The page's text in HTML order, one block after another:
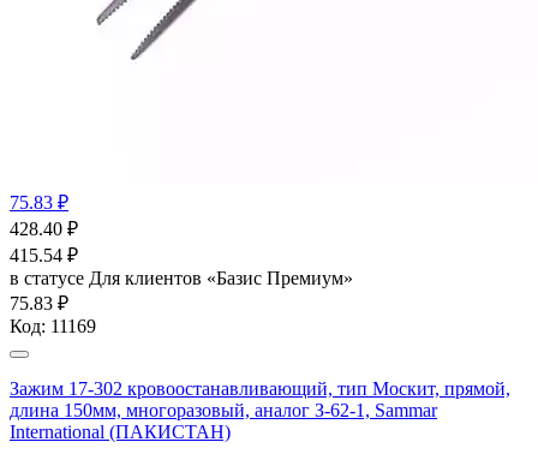
75.83 ₽
428.40 ₽
415.54 ₽
в статусе Для клиентов «Базис Премиум»
75.83 ₽
Код: 11169
Зажим 17-302 кровоостанавливающий, тип Москит, прямой,
длина 150мм, многоразовый, аналог З-62-1, Sammar
International (ПАКИСТАН)